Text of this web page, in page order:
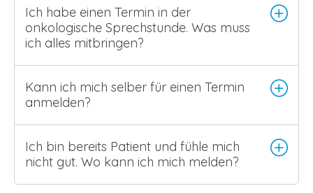
Ich habe einen Termin in der
onkologische Sprechstunde. Was muss
ich alles mitbringen?
Kann ich mich selber für einen Termin
anmelden?
Ich bin bereits Patient und fühle mich
nicht gut. Wo kann ich mich melden?